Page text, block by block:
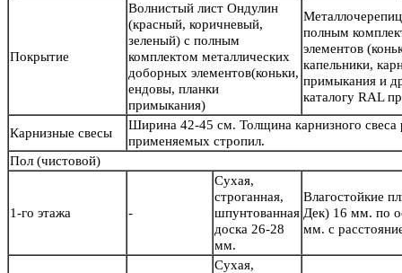
Покрытие
Волнистый лист Ондулин
(красный, коричневый,
зеленый) с полным
комплектом металлических
доборных элементов(коньки,
ендовы, планки
примыкания)
полным
элементов
капельники,
примыкания и
каталогу RAL
Карнизные свесы
Ширина 42-45 см. Толщина карнизного свеса
применяемых стропил.
Пол (чистовой)
1-го этажа -
Сухая,
строганная,
шпунтованная
доска 26-28
мм.
Влагостойкие
Дек) 16 мм. по
мм. с
Сухая,